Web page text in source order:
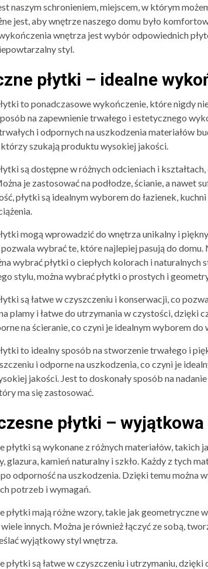
naszym schronieniem, miejscem, w którym
jest, aby wnętrze naszego domu było
wnętrza jest wybór odpowiednich
styl.
płytki – idealne
to ponadczasowe wykończenie, które nigdy
na zapewnienie trwałego i estetycznego
i odpornych na uszkodzenia materiałów
szukają produktu wysokiej jakości.
są dostępne w różnych odcieniach i
je zastosować na podłodze, ścianie, a nawet
płytki są idealnym wyborem do łazienek,
mogą wprowadzić do wnętrza unikalny i
wybrać te, które najlepiej pasują do
wybrać płytki o ciepłych kolorach i
stylu, można wybrać płytki o prostych i
są łatwe w czyszczeniu i konserwacji, co
plamy i łatwe do utrzymania w czystości, dzięki
na ścieranie, co czyni je idealnym wyborem do
to idealny sposób na stworzenie trwałego i
i odporne na uszkodzenia, co czyni je
jakości. Jest to doskonały sposób na
ma się zastosować.
płytki –
płytki są wykonane z różnych materiałów, takich
glazura, kamień naturalny i szkło. Każdy z tych
odporność na uszkodzenia. Dzięki temu można
potrzeb i wymagań.
płytki mają różne wzory, takie jak geometryczne
innych. Można je również łączyć ze sobą,
wyjątkowy styl wnętrza.
płytki są łatwe w czyszczeniu i utrzymaniu,